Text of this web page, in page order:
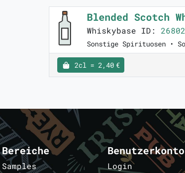
Blended Scotch
Whiskybase ID:
Sonstige Spirituosen •
2cl = 2,40 €
Bereiche
Samples
Benutzerkonto
Login